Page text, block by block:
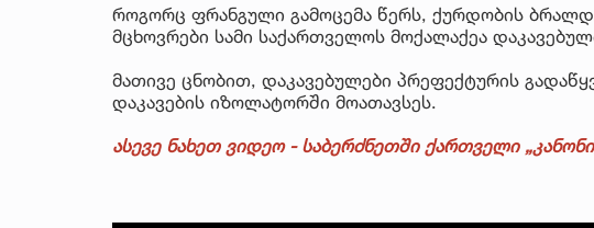
როგორც ფრანგული გამოცემა წერს, ქურდობის
მცხოვრები სამი საქართველოს მოქალაქეა
მათივე ცნობით, დაკავებულები პრეფექტურის
დაკავების იზოლატორში მოათავსეს.
ასევე ნახეთ ვიდეო - საბერძნეთში ქართველი